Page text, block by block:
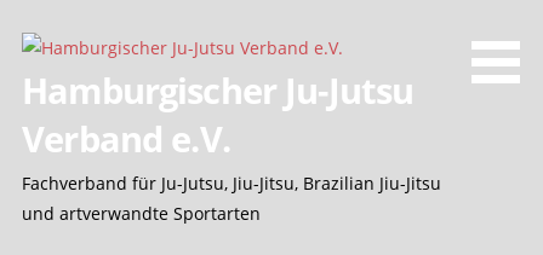
Hamburgischer Ju-Jutsu
Verband e.V.
Fachverband für Ju-Jutsu, Jiu-Jitsu, Brazilian Jiu-Jitsu
und artverwandte Sportarten